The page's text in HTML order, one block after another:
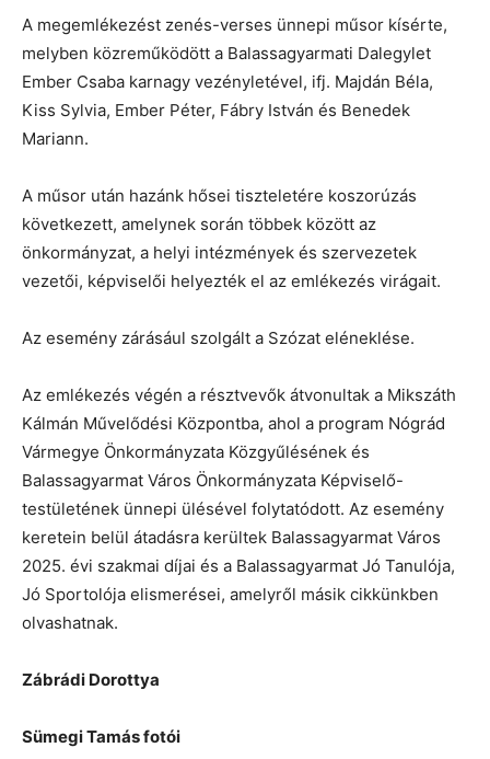
A megemlékezést zenés-verses ünnepi műsor kísérte,
melyben közreműködött a Balassagyarmati Dalegylet
Ember Csaba karnagy vezényletével, ifj. Majdán Béla,
Kiss Sylvia, Ember Péter, Fábry István és Benedek
Mariann.
A műsor után hazánk hősei tiszteletére koszorúzás
következett, amelynek során többek között az
önkormányzat, a helyi intézmények és szervezetek
vezetői, képviselői helyezték el az emlékezés virágait.
Az esemény zárásául szolgált a Szózat eléneklése.
Az emlékezés végén a résztvevők átvonultak a Mikszáth
Kálmán Művelődési Központba, ahol a program Nógrád
Vármegye Önkormányzata Közgyűlésének és
Balassagyarmat Város Önkormányzata Képviselő-
testületének ünnepi ülésével folytatódott. Az esemény
keretein belül átadásra kerültek Balassagyarmat Város
2025. évi szakmai díjai és a Balassagyarmat Jó Tanulója,
Jó Sportolója elismerései, amelyről másik cikkünkben
olvashatnak.
Zábrádi Dorottya
Sümegi Tamás fotói